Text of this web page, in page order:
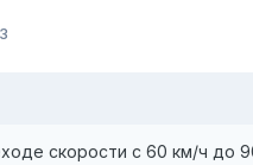
скорости с 60 км/ч до